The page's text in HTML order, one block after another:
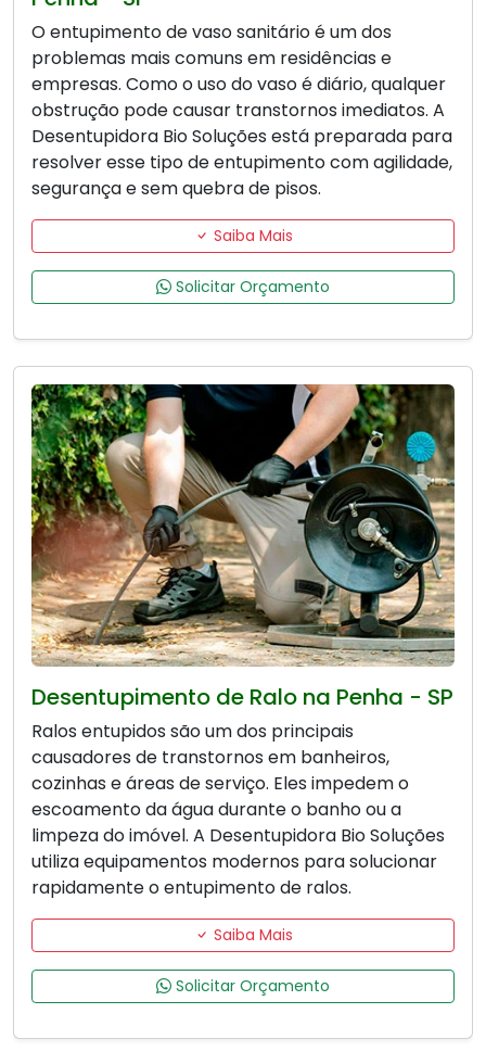
O entupimento de vaso sanitário é um dos
problemas mais comuns em residências e
empresas. Como o uso do vaso é diário, qualquer
obstrução pode causar transtornos imediatos. A
Desentupidora Bio Soluções está preparada para
resolver esse tipo de entupimento com agilidade,
segurança e sem quebra de pisos.
Saiba Mais
Solicitar Orçamento
Desentupimento de Ralo na Penha - SP
Ralos entupidos são um dos principais
causadores de transtornos em banheiros,
cozinhas e áreas de serviço. Eles impedem o
escoamento da água durante o banho ou a
limpeza do imóvel. A Desentupidora Bio Soluções
utiliza equipamentos modernos para solucionar
rapidamente o entupimento de ralos.
Saiba Mais
Solicitar Orçamento